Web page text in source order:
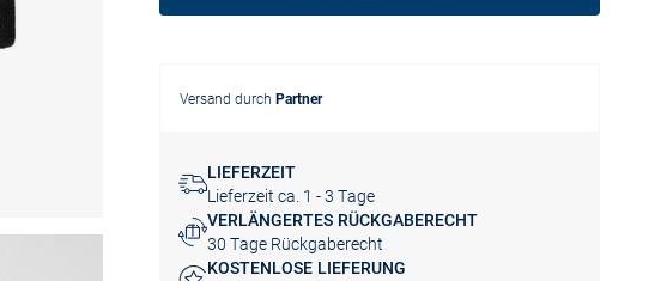
Versand durch Partner
LIEFERZEIT
Lieferzeit ca. 1 - 3 Tage
VERLÄNGERTES RÜCKGABERECHT
30 Tage Rückgaberecht
KOSTENLOSE LIEFERUNG